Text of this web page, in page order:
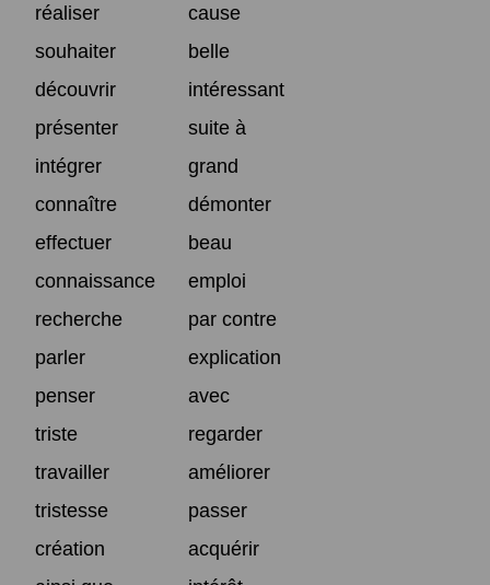
réaliser
cause
souhaiter
belle
découvrir
intéressant
présenter
suite à
intégrer
grand
connaître
démonter
effectuer
beau
connaissance
emploi
recherche
par contre
parler
explication
penser
avec
triste
regarder
travailler
améliorer
tristesse
passer
création
acquérir